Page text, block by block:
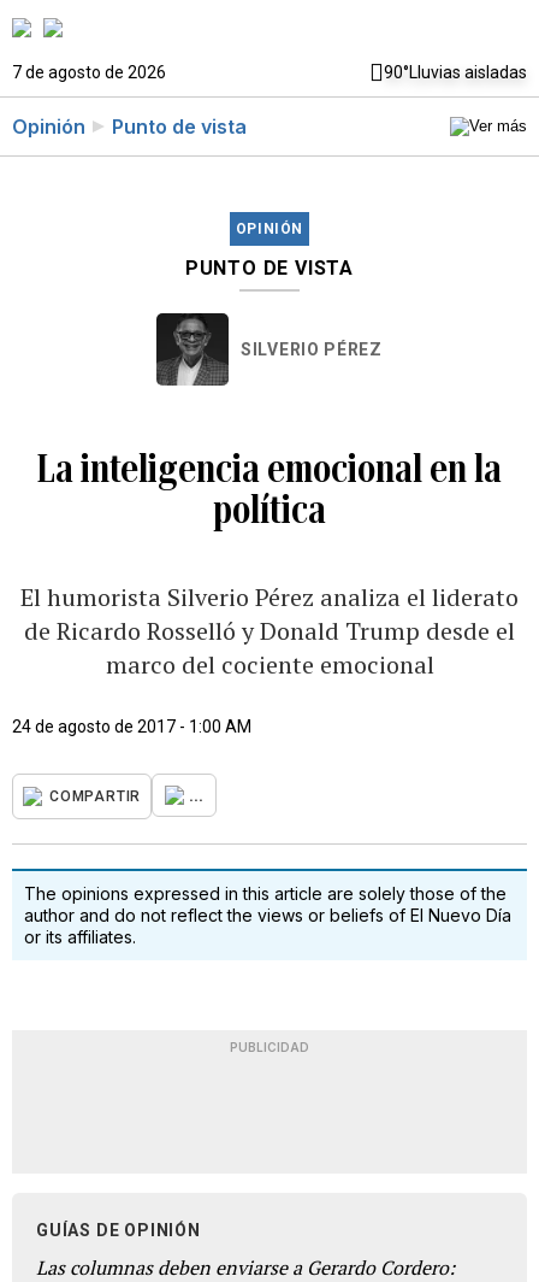
7 de agosto de 2026 90°Lluvias aisladas
Opinión Punto de vista
OPINIÓN
PUNTO DE VISTA
SILVERIO PÉREZ
La inteligencia emocional en la
política
El humorista Silverio Pérez analiza el liderato
de Ricardo Rosselló y Donald Trump desde el
marco del cociente emocional
24 de agosto de 2017 - 1:00 AM
COMPARTIR ...
The opinions expressed in this article are solely those of the
author and do not reflect the views or beliefs of El Nuevo Día
or its affiliates.
PUBLICIDAD
GUÍAS DE OPINIÓN
Las columnas deben enviarse a Gerardo Cordero: